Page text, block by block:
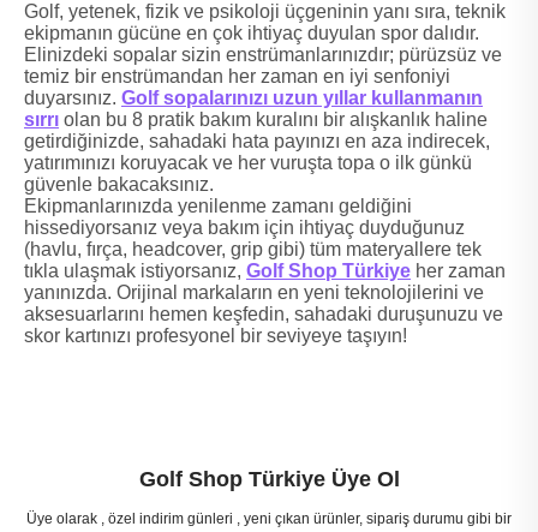
Golf, yetenek, fizik ve psikoloji üçgeninin yanı sıra, teknik
ekipmanın gücüne en çok ihtiyaç duyulan spor dalıdır.
Elinizdeki sopalar sizin enstrümanlarınızdır; pürüzsüz ve
temiz bir enstrümandan her zaman en iyi senfoniyi
duyarsınız. Golf sopalarınızı uzun yıllar kullanmanın
sırrı olan bu 8 pratik bakım kuralını bir alışkanlık haline
getirdiğinizde, sahadaki hata payınızı en aza indirecek,
yatırımınızı koruyacak ve her vuruşta topa o ilk günkü
güvenle bakacaksınız.
Ekipmanlarınızda yenilenme zamanı geldiğini
hissediyorsanız veya bakım için ihtiyaç duyduğunuz
(havlu, fırça, headcover, grip gibi) tüm materyallere tek
tıkla ulaşmak istiyorsanız, Golf Shop Türkiye her zaman
yanınızda. Orijinal markaların en yeni teknolojilerini ve
aksesuarlarını hemen keşfedin, sahadaki duruşunuzu ve
skor kartınızı profesyonel bir seviyeye taşıyın!
Golf Shop Türkiye Üye Ol
Üye olarak , özel indirim günleri , yeni çıkan ürünler, sipariş durumu gibi bir